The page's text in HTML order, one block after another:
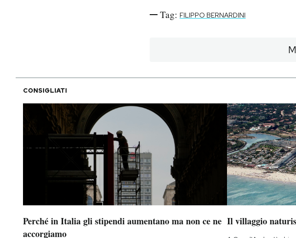
Tag: FILIPPO BERNARDINI
CONSIGLIATI
Perché in Italia gli stipendi aumentano ma non ce ne
accorgiamo
Il villaggio